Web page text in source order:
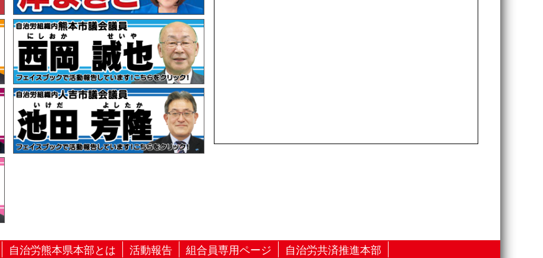
自治労熊本県本部とは 活動報告 組合員専用ページ 自治労共済推進本部